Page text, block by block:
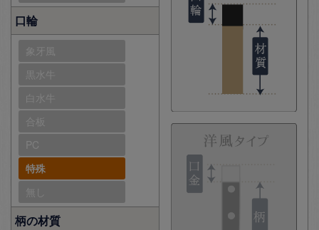
口輪
象牙風
黒水牛
白水牛
合板
PC
特殊
無し
柄の材質